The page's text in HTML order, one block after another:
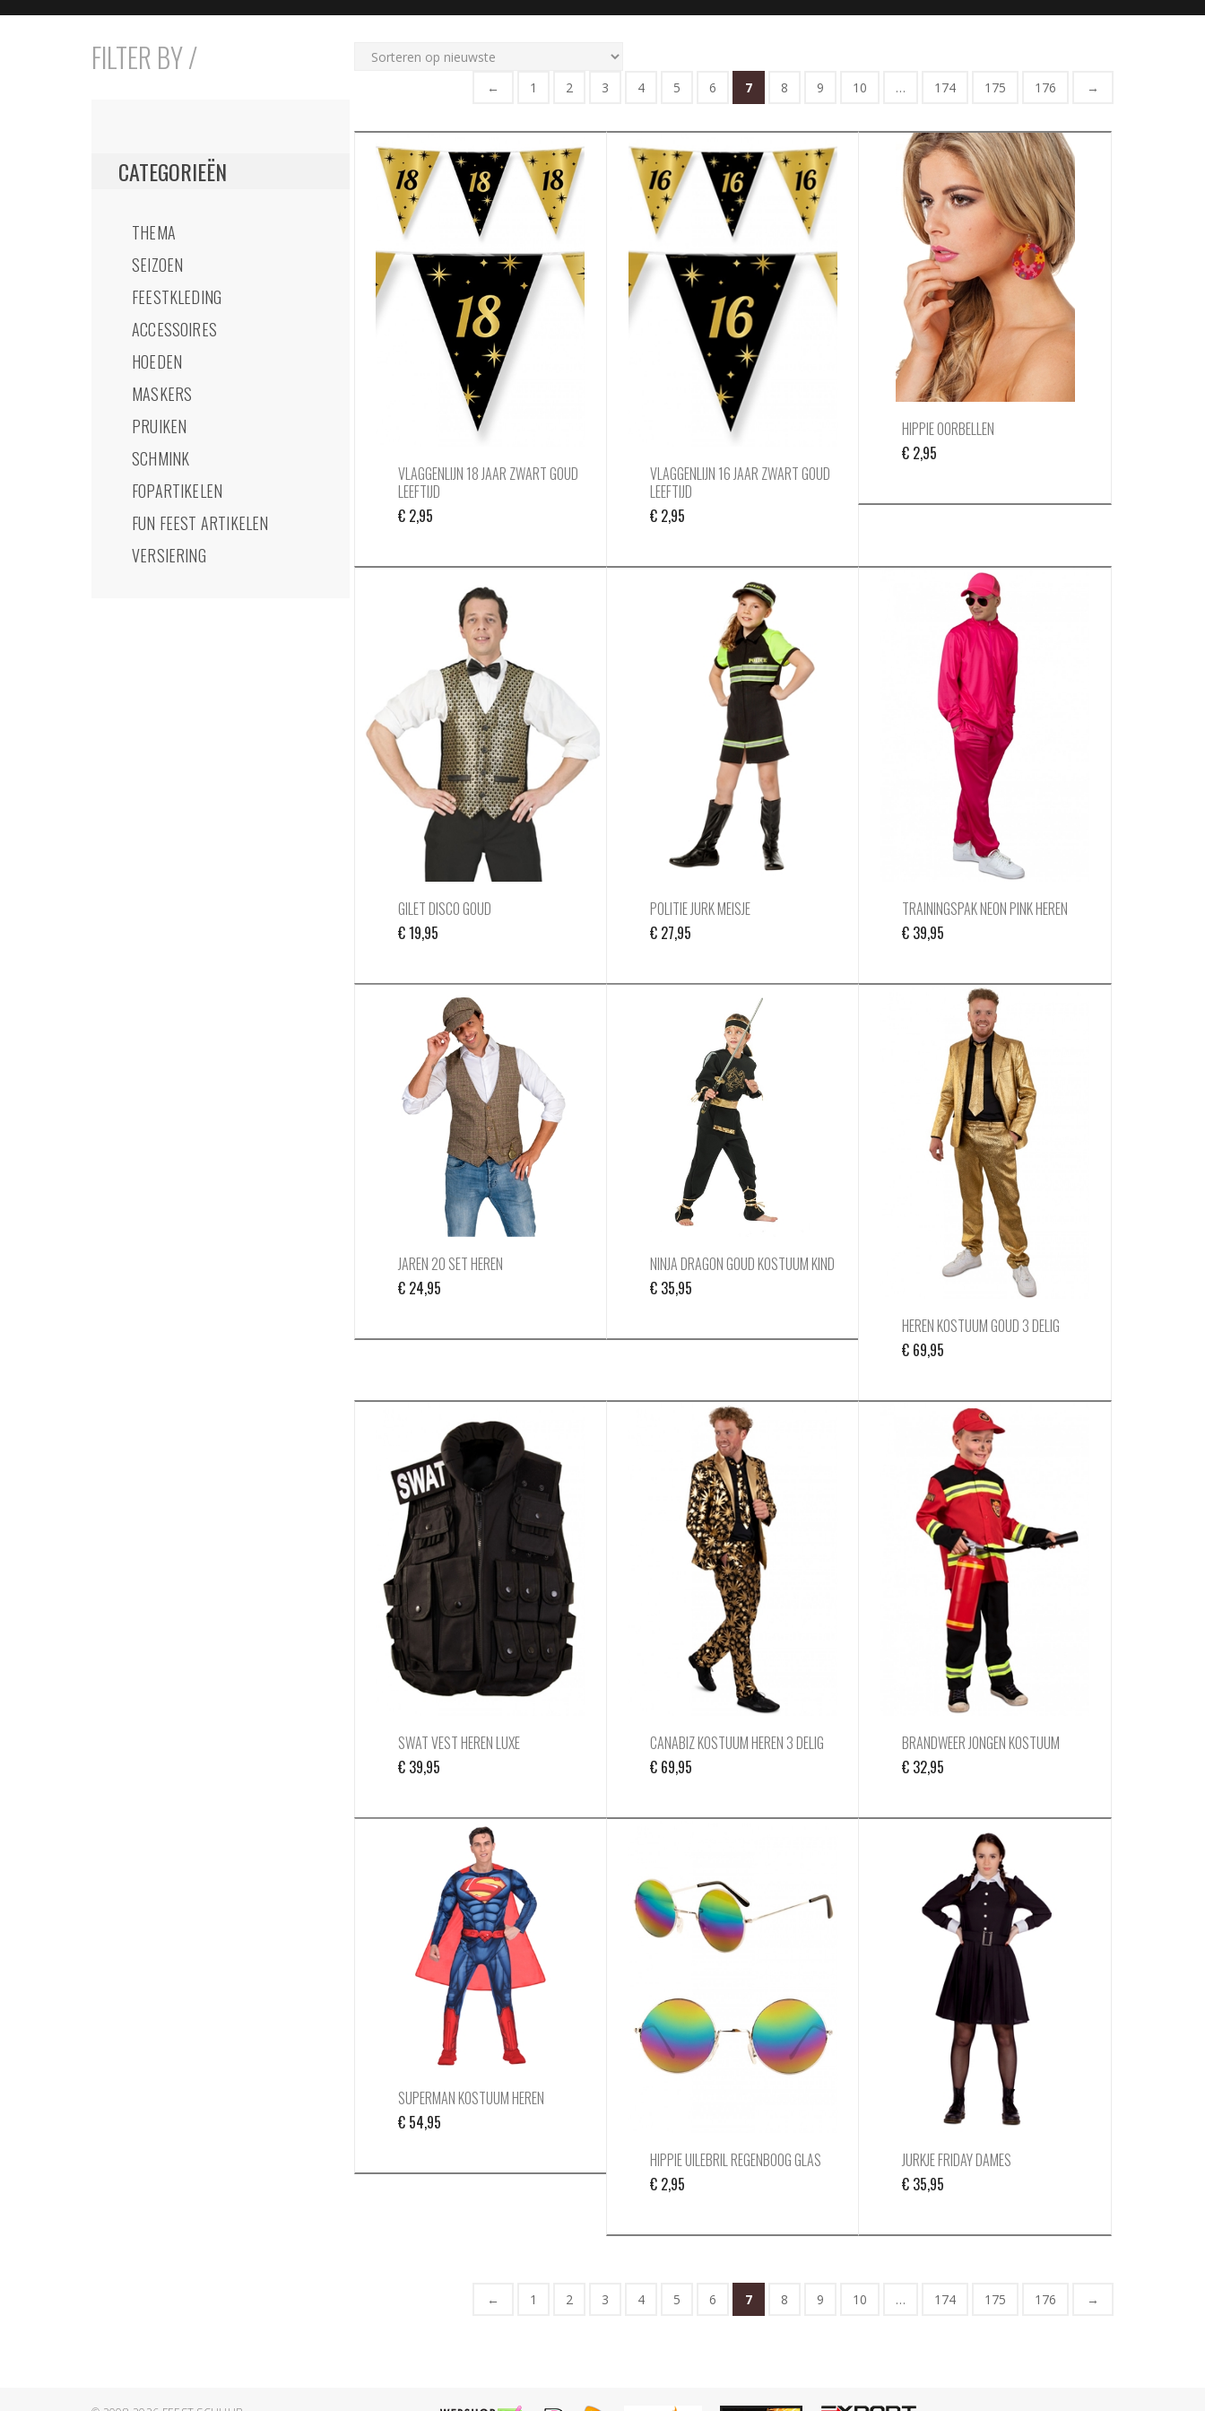
← 1 2 3 4 5 6 7 8 9 10 … 174 175 176 →
VLAGGENLIJN 18 JAAR ZWART GOUD
LEEFTIJD
€2,95
VLAGGENLIJN 16 JAAR ZWART GOUD
LEEFTIJD
€2,95
HIPPIE OORBELLEN
€ 2,95
GILET DISCO GOUD
€19,95
POLITIE JURK MEISJE
€27,95
TRAININGSPAK NEON PINK HEREN
€ 39,95
JAREN 20 SET HEREN
€24,95
NINJA DRAGON GOUD KOSTUUM KIND
€35,95
HEREN KOSTUUM GOUD 3 DELIG
€ 69,95
SWAT VEST HEREN LUXE
€39,95
CANABIZ KOSTUUM HEREN 3 DELIG
€69,95
BRANDWEER JONGEN KOSTUUM
€ 32,95
SUPERMAN KOSTUUM HEREN
€54,95
HIPPIE UILEBRIL REGENBOOG GLAS
€2,95
JURKJE FRIDAY DAMES
€ 35,95
← 1 2 3 4 5 6 7 8 9 10 … 174 175 176 →
FILTER BY /
CATEGORIEËN
THEMA
SEIZOEN
FEESTKLEDING
ACCESSOIRES
HOEDEN
MASKERS
PRUIKEN
SCHMINK
FOPARTIKELEN
FUN FEEST ARTIKELEN
VERSIERING